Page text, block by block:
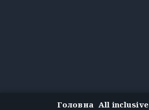
Головна All inclusive